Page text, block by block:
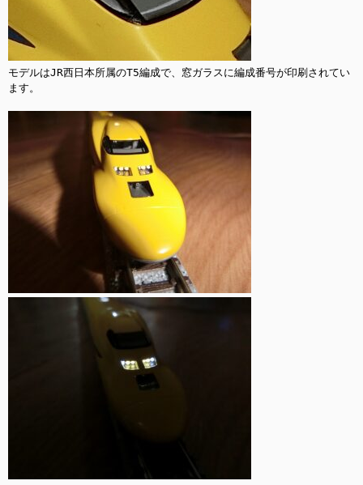
モデルはJR西日本所属のT5編成で、窓ガラスに編成番号が印刷されてい
ます。